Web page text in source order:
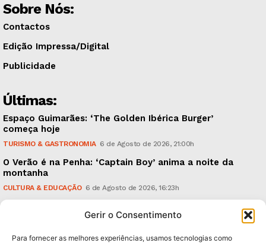
Gerir o Consentimento
Para fornecer as melhores experiências, usamos tecnologias como
Sobre Nós:
Contactos
Edição Impressa/Digital
Publicidade
Últimas:
Espaço Guimarães: ‘The Golden Ibérica Burger’
começa hoje
TURISMO & GASTRONOMIA 6 de Agosto de 2026, 21:00h
O Verão é na Penha: ‘Captain Boy’ anima a noite da
montanha
CULTURA & EDUCAÇÃO 6 de Agosto de 2026, 16:23h
em causa”, garante Ricardo Araújo